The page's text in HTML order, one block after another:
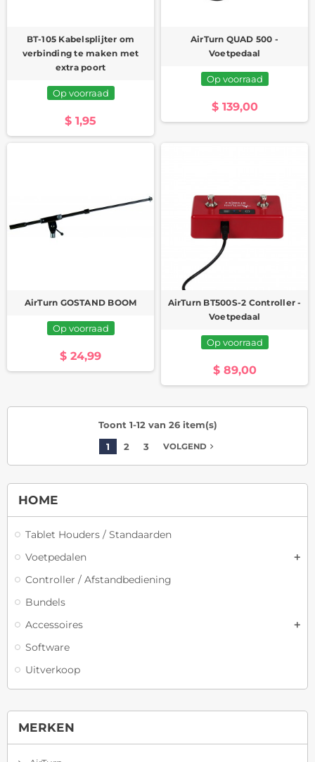
HOME
Tablet Houders / Standaarden
Voetpedalen
Controller / Afstandbediening
Bundels
Accessoires
Software
Uitverkoop
MERKEN
BT-105 Kabelsplijter om
verbinding te maken met
extra poort
Op voorraad
$ 1,95
AirTurn QUAD 500 -
Voetpedaal
Op voorraad
$ 139,00
AirTurn GOSTAND BOOM
Op voorraad
$ 24,99
AirTurn BT500S-2 Controller -
Voetpedaal
Op voorraad
$ 89,00
Toont 1-12 van 26 item(s)
1
2 3 VOLGENDnavigate_next